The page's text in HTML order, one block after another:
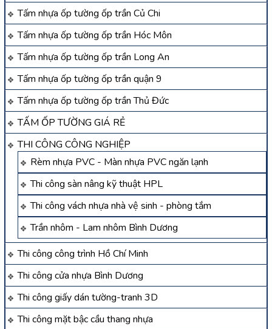
Tấm nhựa ốp tường ốp trần Củ Chi
Tấm nhựa ốp tường ốp trần Hóc Môn
Tấm nhựa ốp tường ốp trần Long An
Tấm nhựa ốp tường ốp trần quận 9
Tấm nhựa ốp tường ốp trần Thủ Đức
TẤM ỐP TƯỜNG GIÁ RẺ
THI CÔNG CÔNG NGHIỆP
Rèm nhựa PVC - Màn nhựa PVC ngăn lạnh
Thi công sàn nâng kỹ thuật HPL
Thi công vách nhựa nhà vệ sinh - phòng tắm
Trần nhôm - Lam nhôm Bình Dương
Thi công công trình Hồ Chí Minh
Thi công cửa nhựa Bình Dương
Thi công giấy dán tường-tranh 3D
Thi công mặt bậc cầu thang nhựa